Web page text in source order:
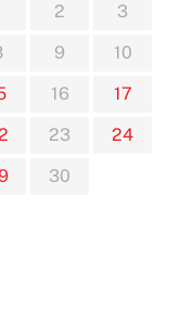
2
3
9
10
16
17
23
24
30